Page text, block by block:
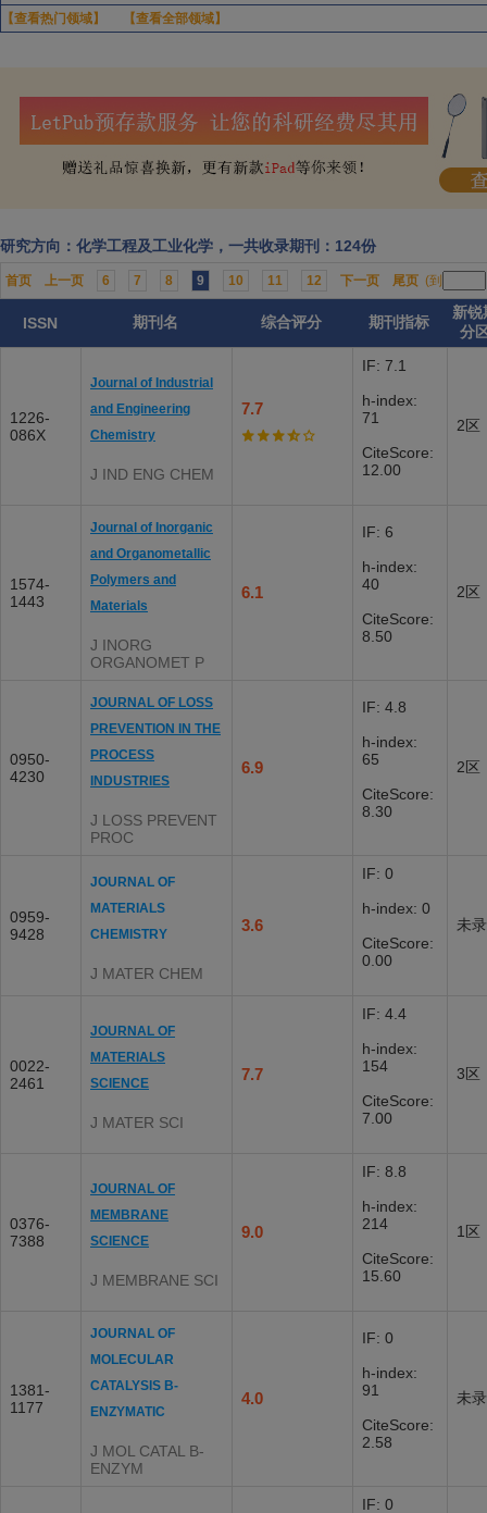
【查看热门领域】 【查看全部领域】
研究方向：化学工程及工业化学，一共收录期刊：124份
首页 上一页 6 7 8 9 10 11 12 下一页 尾页 (到
ISSN 期刊名 综合评分 期刊指标
新锐
分
1226-
086X
Journal of Industrial
and Engineering
Chemistry
J IND ENG CHEM
7.7
IF: 7.1
h-index:
71
CiteScore:
12.00
2区
1574-
1443
Journal of Inorganic
and Organometallic
Polymers and
Materials
J INORG
ORGANOMET P
6.1
IF: 6
h-index:
40
CiteScore:
8.50
2区
0950-
4230
JOURNAL OF LOSS
PREVENTION IN THE
PROCESS
INDUSTRIES
J LOSS PREVENT
PROC
6.9
IF: 4.8
h-index:
65
CiteScore:
8.30
2区
0959-
9428
JOURNAL OF
MATERIALS
CHEMISTRY
J MATER CHEM
3.6
IF: 0
h-index: 0
CiteScore:
0.00
未录
0022-
2461
JOURNAL OF
MATERIALS
SCIENCE
J MATER SCI
7.7
IF: 4.4
h-index:
154
CiteScore:
7.00
3区
0376-
7388
JOURNAL OF
MEMBRANE
SCIENCE
J MEMBRANE SCI
9.0
IF: 8.8
h-index:
214
CiteScore:
15.60
1区
1381-
1177
JOURNAL OF
MOLECULAR
CATALYSIS B-
ENZYMATIC
J MOL CATAL B-
ENZYM
4.0
IF: 0
h-index:
91
CiteScore:
2.58
未录
IF: 0